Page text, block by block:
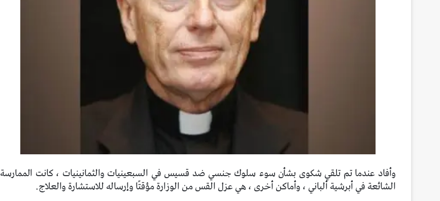
وأفاد عندما تم تلقي شكوى بشأن سوء سلوك جنسي ضد قسيس في السبعينيات والثمانينيات ، كانت الممارسة
الشائعة في أبرشية ألباني ، وأماكن أخرى ، هي عزل القس من الوزارة مؤقتًا وإرساله للاستشارة والعلاج.